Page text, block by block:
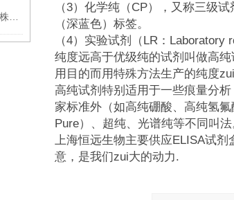
（3）化学纯（CP），又称三级
（深蓝色）标签。
（4）实验试剂（LR：Laboratory
纯度远高于优级纯的试剂叫做高
用目的而用特殊方法生产的纯度
高纯试剂特别适用于一些痕量分
家标准外（如高纯硼酸、高纯氢
Pure）、超纯、光谱纯等不同叫法
上海恒远生物主要供应ELISA试剂
意，是我们zui大的动力.